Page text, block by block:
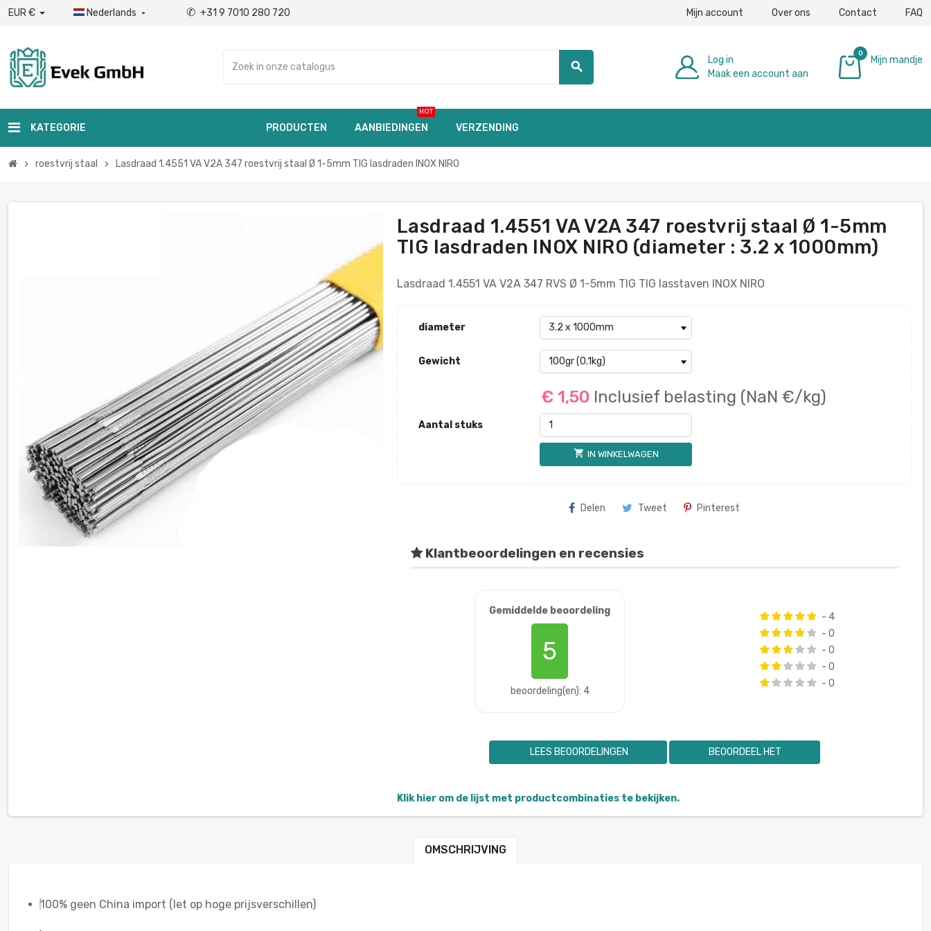
EUR € Nederlands  ✆ +31 9 7010 280 720 Mijn account Over ons Contact FAQ
search
Log in
Maak een account aan
0
Mijn mandje
KATEGORIE PRODUCTEN AANBIEDINGEN
HOT
VERZENDING
chevron_right roestvrij staal chevron_right Lasdraad 1.4551 VA V2A 347 roestvrij staal Ø 1-5mm TIG lasdraden INOX NIRO
Lasdraad 1.4551 VA V2A 347 roestvrij staal Ø 1-5mm
TIG lasdraden INOX NIRO (diameter : 3.2 x 1000mm)
Lasdraad 1.4551 VA V2A 347 RVS Ø 1-5mm TIG TIG lasstaven INOX NIRO
diameter
Gewicht
€ 1,50 Inclusief belasting (NaN €/kg)
Aantal stuks
shopping_cart IN WINKELWAGEN
Delen Tweet Pinterest
Klantbeoordelingen en recensies
Gemiddelde beoordeling
5
beoordeling(en): 4
- 4
- 0
- 0
- 0
- 0
LEES BEOORDELINGEN BEOORDEEL HET
Klik hier om de lijst met productcombinaties te bekijken.
OMSCHRIJVING
100% geen China import (let op hoge prijsverschillen)